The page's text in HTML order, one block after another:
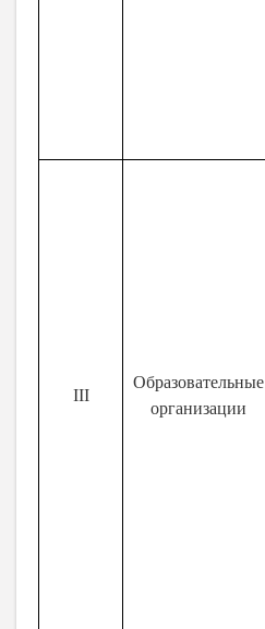
III
Образовательные
организации